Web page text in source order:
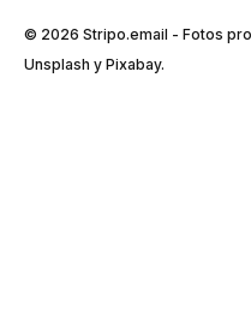
© 2026 Stripо.email - Fotos
Unsplash y Pixabay.